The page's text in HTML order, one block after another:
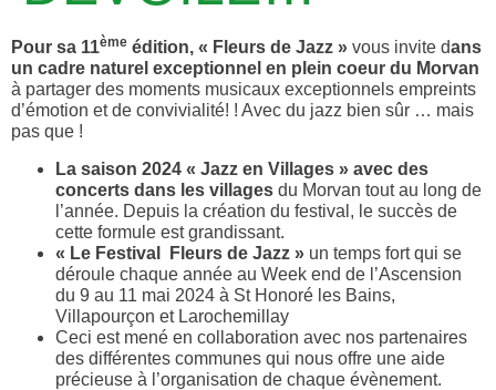
Pour sa 11ème édition, « Fleurs de Jazz » vous invite dans
un cadre naturel exceptionnel en plein coeur du Morvan
à partager des moments musicaux exceptionnels empreints
d’émotion et de convivialité! ! Avec du jazz bien sûr … mais
pas que !
La saison 2024 « Jazz en Villages » avec des
concerts dans les villages du Morvan tout au long de
l’année. Depuis la création du festival, le succès de
cette formule est grandissant.
« Le Festival Fleurs de Jazz » un temps fort qui se
déroule chaque année au Week end de l’Ascension
du 9 au 11 mai 2024 à St Honoré les Bains,
Villapourçon et Larochemillay
Ceci est mené en collaboration avec nos partenaires
des différentes communes qui nous offre une aide
précieuse à l’organisation de chaque évènement.